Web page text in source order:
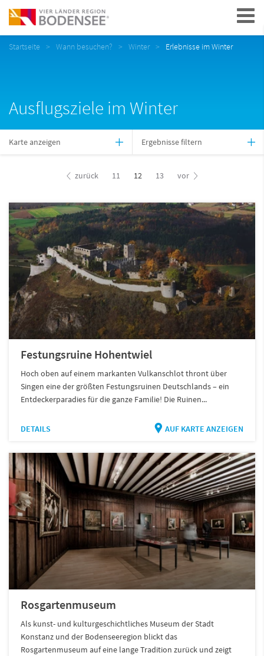
Navigation
Startseite Wann besuchen? Winter Erlebnisse im Winter
Ausflugsziele im Winter
Karte anzeigen Ergebnisse filtern
zurück 11 12 13 vor
Festungsruine Hohentwiel
Hoch oben auf einem markanten Vulkanschlot thront über
Singen eine der größten Festungsruinen Deutschlands – ein
Entdeckerparadies für die ganze Familie! Die Ruinen...
DETAILS AUF KARTE ANZEIGEN
Rosgartenmuseum
Als kunst- und kulturgeschichtliches Museum der Stadt
Konstanz und der Bodenseeregion blickt das
Rosgartenmuseum auf eine lange Tradition zurück und zeigt